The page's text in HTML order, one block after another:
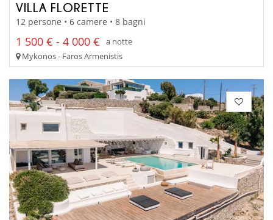
VILLA FLORETTE
12 persone • 6 camere • 8 bagni
1 500 € - 4 000 €
a notte
Mykonos - Faros Armenistis